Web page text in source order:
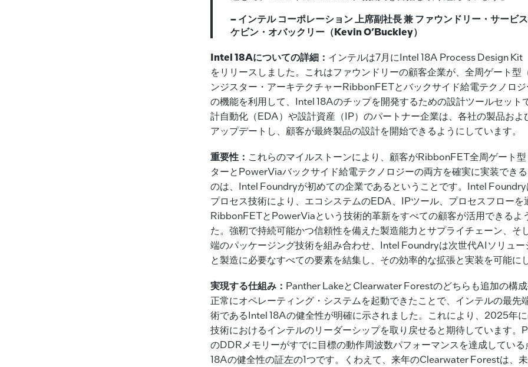
– インテル コーポレーション 上席副社長 兼 ファウンドリー・サービス
ケビン・オバックリー（Kevin O’Buckley）
Intel 18Aについての詳細： インテルは7月にIntel 18A Process Design Kit
をリリースしました。これはファウンドリーの顧客企業が、全周ゲート型
ンジスター・アーキテクチャーRibbonFETとバックサイド給電テクノロ
の機能を利用して、Intel 18Aのチップを開発するための設計ツールセット
計自動化（EDA）や設計資産（IP）のパートナー企業は、各社の製品およ
アップデートし、顧客が最終製品の設計を開始できるようにしています。
重要性： これらのマイルストーンにより、顧客がRibbonFET全周ゲート型
ターとPowerViaバックサイド給電テクノロジーの両方を確実に実装でき
のは、Intel Foundryが初めての企業であるということです。Intel
プロセス技術により、エコシステムのEDA、IPツール、プロセスフローを
RibbonFETとPowerViaという技術的革新をすべての顧客が活用できるよ
た。強靭で持続可能かつ信頼性を備えた製造能力とサプライチェーン、そ
端のパッケージング技術を組み合わせ、Intel Foundryは次世代AIソリュー
と製造に必要なすべての要素を結集し、その効率的な拡張と実装を可能に
実現する仕組み： Panther LakeとClearwater Forestのどちらも追加の構成
正常にオペレーティング・システムを起動できたことで、インテルの最先
術であるIntel 18Aの健全性が明確に示されました。これにより、2025年
技術におけるインテルのリーダーシップを取り戻せると期待しています。
のDDRメモリーがすでに目標の動作周波数パフォーマンスを達成してい
18Aの健全性の証左の1つです。くわえて、来年のClearwater Forestは、